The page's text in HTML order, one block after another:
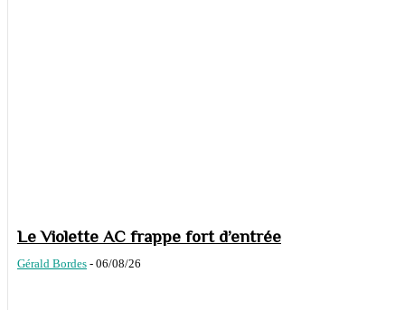
Le Violette AC frappe fort d’entrée
Gérald Bordes - 06/08/26